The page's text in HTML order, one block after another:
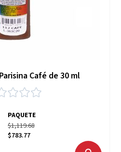
Café de 30 ml
PAQUETE
$1,119.68
$783.77